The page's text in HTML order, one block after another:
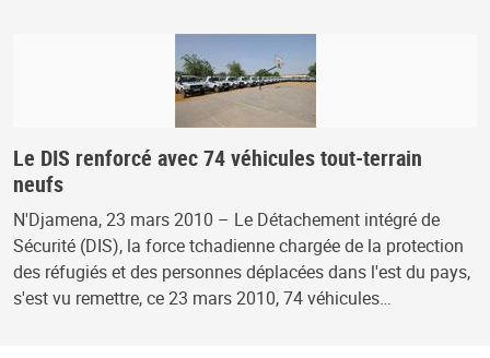
Le DIS renforcé avec 74 véhicules tout-terrain
neufs
N'Djamena, 23 mars 2010 – Le Détachement intégré de
Sécurité (DIS), la force tchadienne chargée de la protection
des réfugiés et des personnes déplacées dans l'est du pays,
s'est vu remettre, ce 23 mars 2010, 74 véhicules…